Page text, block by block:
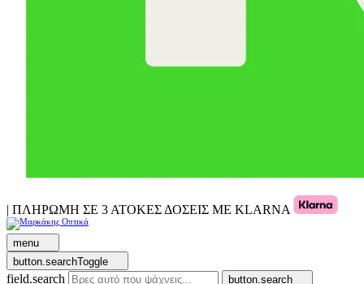
| ΠΛΗΡΩΜΗ ΣΕ 3 ΑΤΟΚΕΣ ΔΟΣΕΙΣ ΜΕ KLARNA
menu
button.searchToggle
field.search button.search